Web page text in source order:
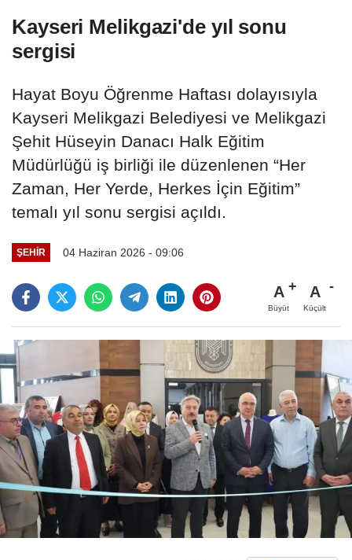
Kayseri Melikgazi'de yıl sonu
sergisi
Hayat Boyu Öğrenme Haftası dolayısıyla
Kayseri Melikgazi Belediyesi ve Melikgazi
Şehit Hüseyin Danacı Halk Eğitim
Müdürlüğü iş birliği ile düzenlenen “Her
Zaman, Her Yerde, Herkes İçin Eğitim”
temalı yıl sonu sergisi açıldı.
ŞEHIR 04 Haziran 2026 - 09:06
A
Büyüt
A
Küçült